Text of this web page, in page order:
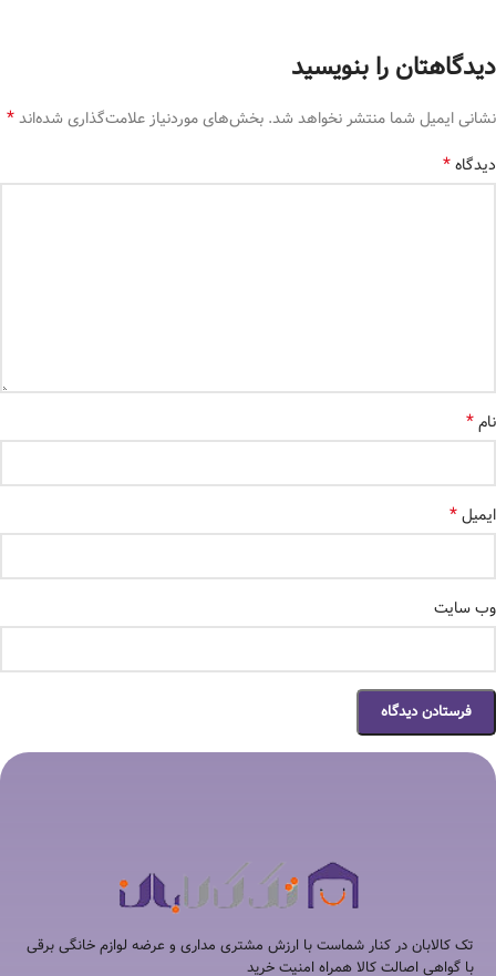
دیدگاهتان را بنویسید
نشانی ایمیل شما منتشر نخواهد شد. بخش‌های موردنیاز علامت‌گذاری شده‌اند*
دیدگاه*
نام*
ایمیل*
وب‌ سایت
تک کالابان در کنار شماست با ارزش مشتری مداری و عرضه لوازم خانگی برقی
با گواهی اصالت کالا همراه امنیت خرید